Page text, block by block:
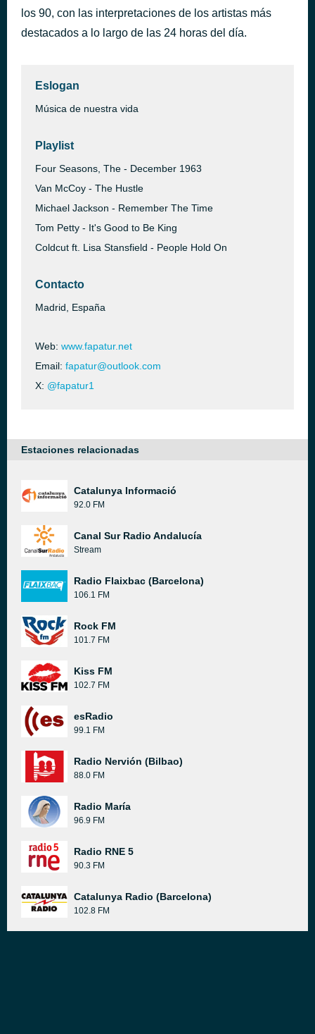
los 90, con las interpretaciones de los artistas más
destacados a lo largo de las 24 horas del día.
Eslogan
Música de nuestra vida
Playlist
Four Seasons, The - December 1963
Van McCoy - The Hustle
Michael Jackson - Remember The Time
Tom Petty - It's Good to Be King
Coldcut ft. Lisa Stansfield - People Hold On
Contacto
Madrid, España
Web: www.fapatur.net
Email: fapatur@outlook.com
X: @fapatur1
Estaciones relacionadas
Catalunya Informació
92.0 FM
Canal Sur Radio Andalucía
Stream
Radio Flaixbac (Barcelona)
106.1 FM
Rock FM
101.7 FM
Kiss FM
102.7 FM
esRadio
99.1 FM
Radio Nervión (Bilbao)
88.0 FM
Radio María
96.9 FM
Radio RNE 5
90.3 FM
Catalunya Radio (Barcelona)
102.8 FM